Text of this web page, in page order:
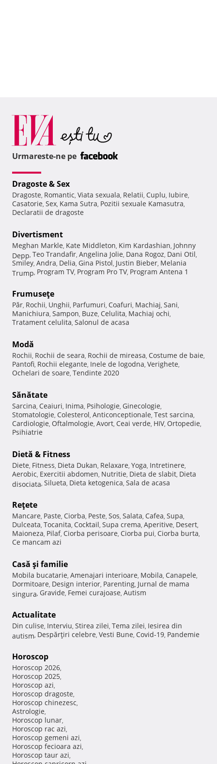
Urmareste-ne pe
Dragoste & Sex
Dragoste, Romantic, Viata sexuala, Relatii, Cuplu, Iubire,
Casatorie, Sex, Kama Sutra, Pozitii sexuale Kamasutra,
Declaratii de dragoste
Divertisment
Meghan Markle, Kate Middleton, Kim Kardashian, Johnny
Depp, Teo Trandafir, Angelina Jolie, Dana Rogoz, Dani Otil,
Smiley, Andra, Delia, Gina Pistol, Justin Bieber, Melania
Trump, Program TV, Program Pro TV, Program Antena 1
Frumuseţe
Păr, Rochii, Unghii, Parfumuri, Coafuri, Machiaj, Sani,
Manichiura, Sampon, Buze, Celulita, Machiaj ochi,
Tratament celulita, Salonul de acasa
Modă
Rochii, Rochii de seara, Rochii de mireasa, Costume de baie,
Pantofi, Rochii elegante, Inele de logodna, Verighete,
Ochelari de soare, Tendinte 2020
Sănătate
Sarcina, Ceaiuri, Inima, Psihologie, Ginecologie,
Stomatologie, Colesterol, Anticonceptionale, Test sarcina,
Cardiologie, Oftalmologie, Avort, Ceai verde, HIV, Ortopedie,
Psihiatrie
Dietă & Fitness
Diete, Fitness, Dieta Dukan, Relaxare, Yoga, Intretinere,
Aerobic, Exercitii abdomen, Nutritie, Dieta de slabit, Dieta
disociata, Silueta, Dieta ketogenica, Sala de acasa
Reţete
Mancare, Paste, Ciorba, Peste, Sos, Salata, Cafea, Supa,
Dulceata, Tocanita, Cocktail, Supa crema, Aperitive, Desert,
Maioneza, Pilaf, Ciorba perisoare, Ciorba pui, Ciorba burta,
Ce mancam azi
Casă şi familie
Mobila bucatarie, Amenajari interioare, Mobila, Canapele,
Dormitoare, Design interior, Parenting, Jurnal de mama
singura, Gravide, Femei curajoase, Autism
Actualitate
Din culise, Interviu, Stirea zilei, Tema zilei, Iesirea din
autism, Despărţiri celebre, Vesti Bune, Covid-19, Pandemie
Horoscop
Horoscop 2026,
Horoscop 2025,
Horoscop azi,
Horoscop dragoste,
Horoscop chinezesc,
Astrologie,
Horoscop lunar,
Horoscop rac azi,
Horoscop gemeni azi,
Horoscop fecioara azi,
Horoscop taur azi,